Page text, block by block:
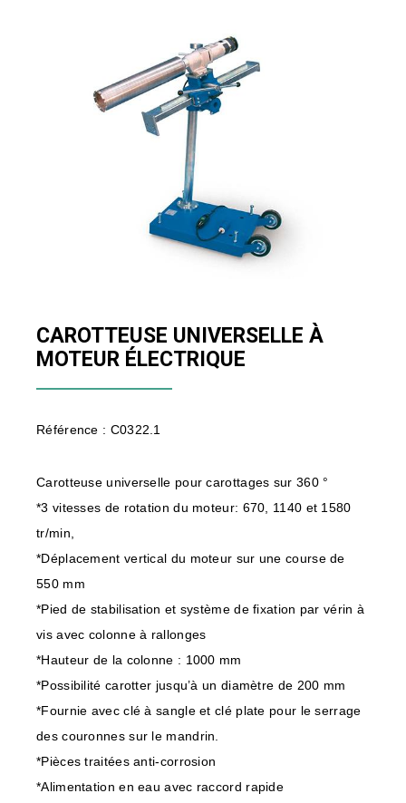
CAROTTEUSE UNIVERSELLE À
MOTEUR ÉLECTRIQUE
Référence : C0322.1
Carotteuse universelle pour carottages sur 360 °
*3 vitesses de rotation du moteur: 670, 1140 et 1580
tr/min,
*Déplacement vertical du moteur sur une course de
550 mm
*Pied de stabilisation et système de fixation par vérin à
vis avec colonne à rallonges
*Hauteur de la colonne : 1000 mm
*Possibilité carotter jusqu’à un diamètre de 200 mm
*Fournie avec clé à sangle et clé plate pour le serrage
des couronnes sur le mandrin.
*Pièces traitées anti-corrosion
*Alimentation en eau avec raccord rapide